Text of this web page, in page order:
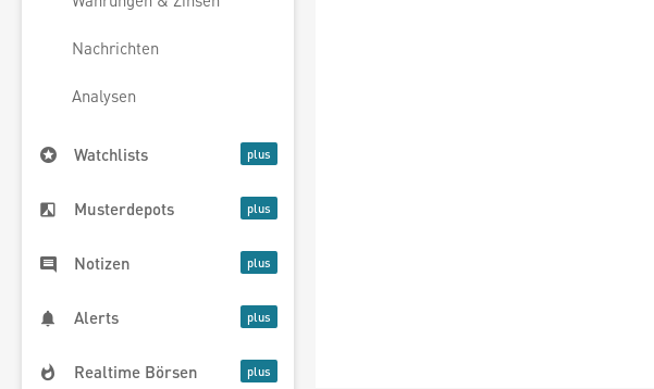
Nachrichten
Analysen
Watchlists
Musterdepots
Notizen
Alerts
Realtime Börsen